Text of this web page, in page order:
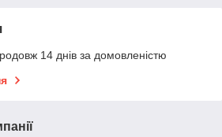
14 днів за домовленістю